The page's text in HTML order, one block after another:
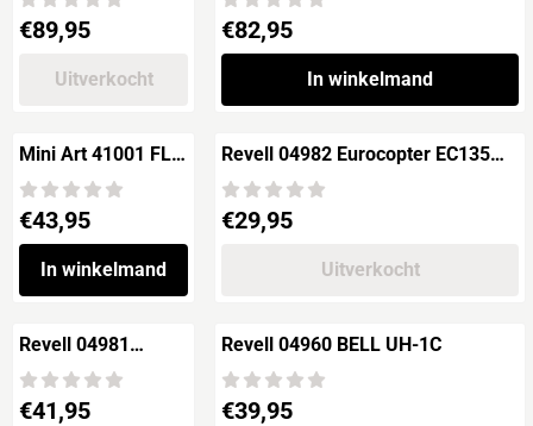
Prijs: 89,95
€89,95
Uitverkocht
Prijs: 82,95
€82,95
In winkelmand
Mini Art 41001 FL
282 V-6 KOLIBRI
Prijs: 43,95
€43,95
In winkelmand
Revell 04982 Eurocopter EC135
Heeresflieger / German Army
Aviation
Prijs: 29,95
€29,95
Uitverkocht
Revell 04981
Westland LYNX
Mk.8
Prijs: 41,95
€41,95
Revell 04960 BELL UH-1C
Prijs: 39,95
€39,95